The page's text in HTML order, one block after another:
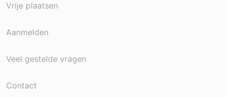
Vrije plaatsen
Aanmelden
Veel gestelde vragen
Contact